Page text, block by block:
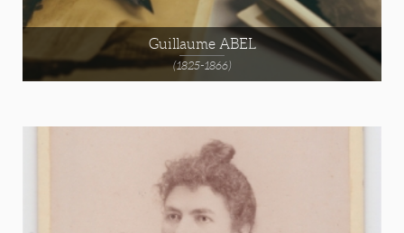
Guillaume ABEL
(1825-1866)